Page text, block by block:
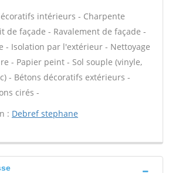
intérieurs - Charpente
de façade - Ravalement de façade -
- Isolation par l'extérieur - Nettoyage
- Papier peint - Sol souple (vinyle,
- Bétons décoratifs extérieurs -
cirés -
: Debref stephane